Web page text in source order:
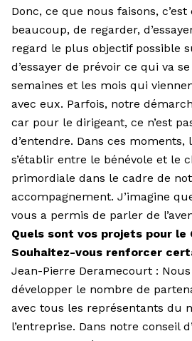
Donc, ce que nous faisons, c’est
beaucoup, de regarder,
regard le plus objectif possible
d’essayer de prévoir ce qui va
semaines et les mois qui
avec eux. Parfois, notre
car pour le dirigeant, ce n’est
d’entendre. Dans ces
s’établir entre le bénévole et le
primordiale dans le cadre de
accompagnement. J’imagine
vous a permis de parler de
Quels sont vos projets pour le
Souhaitez-vous renforcer
Jean-Pierre Deramecourt :
développer le nombre de
avec tous les représentants du
l’entreprise. Dans notre conseil